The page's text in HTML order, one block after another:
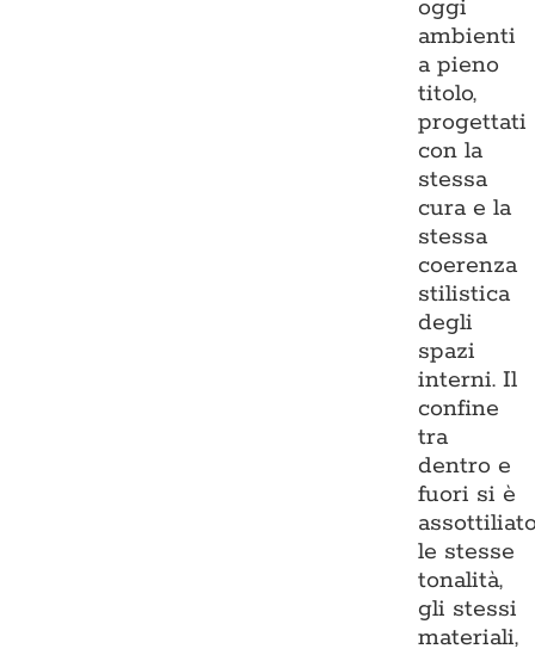
oggi
ambienti
a pieno
titolo,
progettati
con la
stessa
cura e la
stessa
coerenza
stilistica
degli
spazi
interni. Il
confine
tra
dentro e
fuori si è
le stesse
tonalità,
gli stessi
materiali,